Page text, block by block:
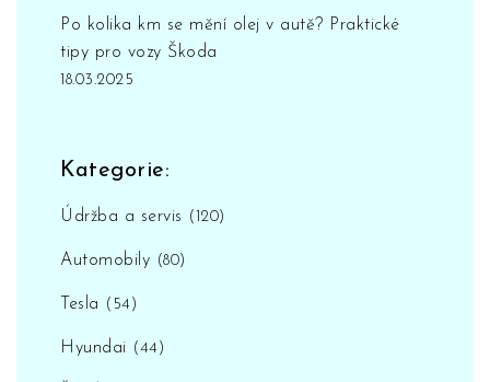
Po kolika km se mění olej v autě? Praktické
tipy pro vozy Škoda
18.03.2025
Kategorie:
Údržba a servis (120)
Automobily (80)
Tesla (54)
Hyundai (44)